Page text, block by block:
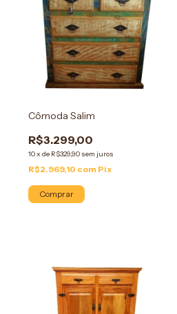
Cômoda Salim
R$3.299,00
10x de R$329,90 sem juros
R$2.969,10 com Pix
Comprar